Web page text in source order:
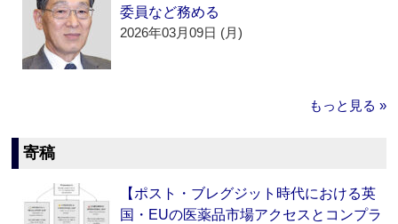
委員など務める
2026年03月09日 (月)
もっと見る »
寄稿
【ポスト・ブレグジット時代における英
国・EUの医薬品市場アクセスとコンプラ